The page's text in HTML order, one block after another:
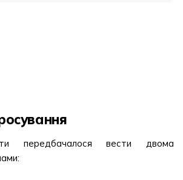
передбачалося вести двома